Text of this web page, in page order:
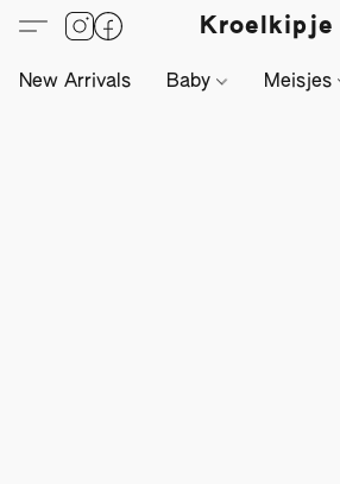
Kroelkipje
New Arrivals Baby Meisjes